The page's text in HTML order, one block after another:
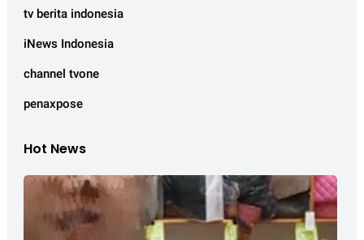
tv berita indonesia
iNews Indonesia
channel tvone
penaxpose
Hot News